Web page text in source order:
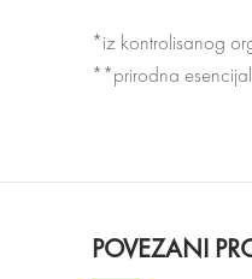
*iz kontrolisanog
**prirodna
POVEZANI